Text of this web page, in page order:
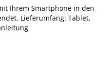
Ihrem Smartphone in den
Lieferumfang: Tablet,